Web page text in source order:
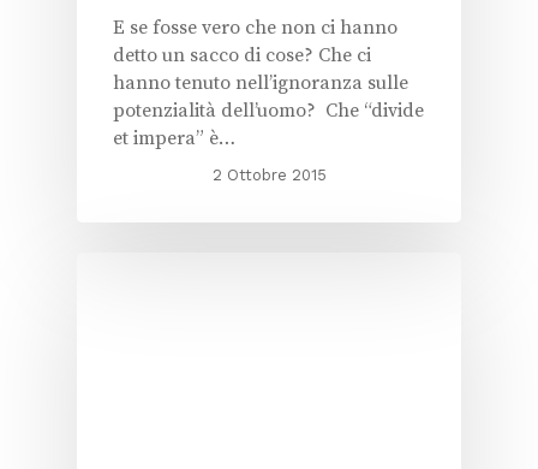
E se fosse vero che non ci hanno
detto un sacco di cose? Che ci
hanno tenuto nell’ignoranza sulle
potenzialità dell’uomo? Che “divide
et impera” è…
2 Ottobre 2015